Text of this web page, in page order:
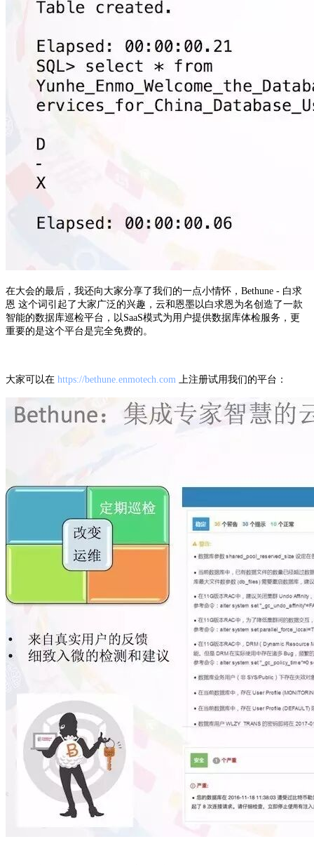
在大会的最后，我还向大家分享了我们的一点小情怀，Bethune - 白求
恩 这个词引起了大家广泛的兴趣，云和恩墨以白求恩为名创造了一款
智能的数据库巡检平台，以SaaS模式为用户提供数据库体检服务，更
重要的是这个平台是完全免费的。
大家可以在 https://bethune.enmotech.com 上注册试用我们的平台：